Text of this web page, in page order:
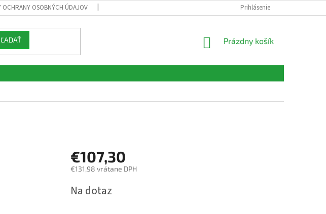
OCHRANY OSOBNÝCH ÚDAJOV Prihlásenie
NÁKUPNÝ
Prázdny košík
€107,30
€131,98 vrátane DPH
cena:
Na dotaz